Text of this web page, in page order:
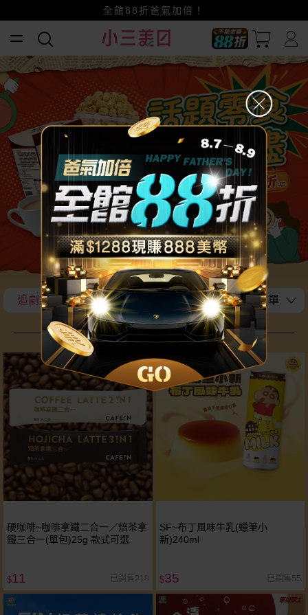
賺美幣~換好禮~立即換GO~
小三美日x全支付~美幣+全點折上折超划算
全館88折爸氣加倍！
追劇美食不藏私大公開 在家也能享受經典美味 簡單上桌~
追劇美食不藏私大公開
硬咖啡~咖啡拿鐵二合一／焙茶拿
鐵三合一(單包)25g 款式可選
$11 已銷售218
SF~布丁風味牛乳(蠟筆小
新)240ml
$35 已銷售55